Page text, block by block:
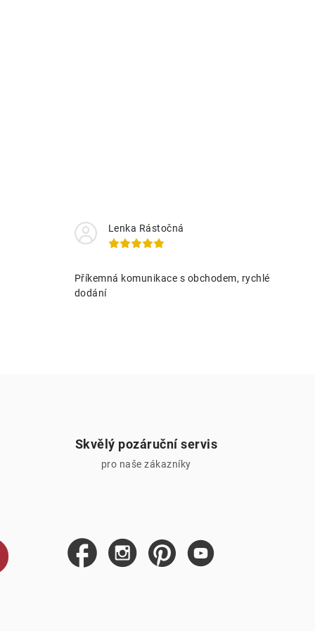
Lenka Rástočná
Příkemná komunikace s obchodem, rychlé
dodání
Skvělý pozáruční servis
pro naše zákazníky